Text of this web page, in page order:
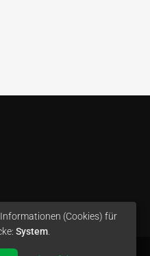
(Cookies) für
System